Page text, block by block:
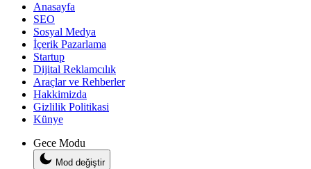
Anasayfa
SEO
Sosyal Medya
İçerik Pazarlama
Startup
Dijital Reklamcılık
Araçlar ve Rehberler
Hakkimizda
Gizlilik Politikasi
Künye
Gece Modu
Mod değiştir